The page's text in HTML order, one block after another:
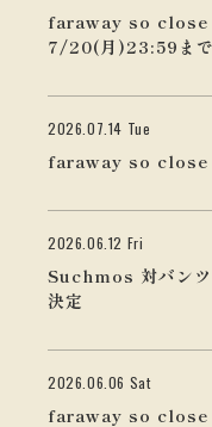
faraway so close
7/20(月)23:59まで
2026.07.14 Tue
faraway so close
2026.06.12 Fri
Suchmos 対バン
決定
2026.06.06 Sat
faraway so close